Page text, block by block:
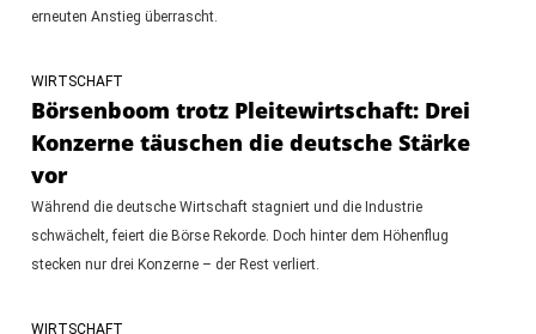
erneuten Anstieg überrascht.
WIRTSCHAFT
Börsenboom trotz Pleitewirtschaft: Drei
Konzerne täuschen die deutsche Stärke
vor
Während die deutsche Wirtschaft stagniert und die Industrie
schwächelt, feiert die Börse Rekorde. Doch hinter dem Höhenflug
stecken nur drei Konzerne – der Rest verliert.
WIRTSCHAFT